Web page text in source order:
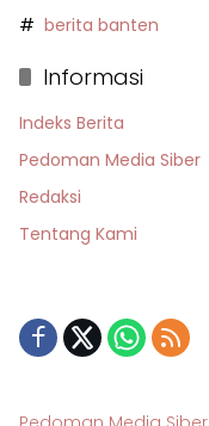
berita banten
Informasi
Indeks Berita
Pedoman Media Siber
Redaksi
Tentang Kami